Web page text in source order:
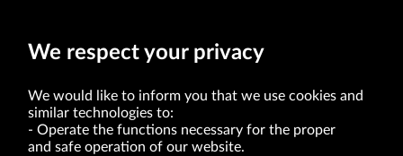
We respect your privacy
We would like to inform you that we use cookies and
similar technologies to:
Operate the functions necessary for the proper
and safe operation of our website.